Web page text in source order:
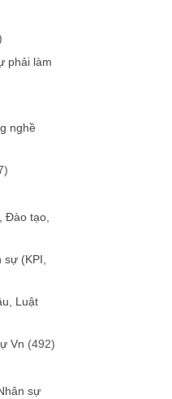
phải làm
nghề
Đào tạo,
sự (KPI,
Luật
Vn (492)
sự